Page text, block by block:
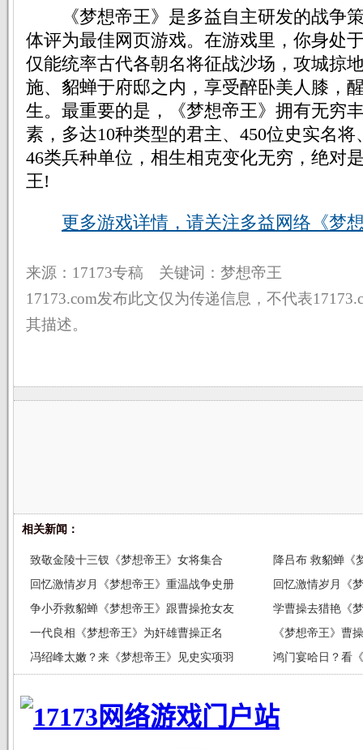
《梦想帝王》是多益自主研发的战争
体评为最佳网页游戏。在游戏里，你身处
仅能统率古代各朝名将征战沙场，攻城掠
施、貂蝉于府邸之内，享受醉卧美人膝，
生。最重要的是，《梦想帝王》拥有无穷
素，多达10种类型的君主、450位史实名将
46类兵种单位，相生相克变化无穷，绝对
王!
更多游戏详情，请关注多益网络《梦
来源：17173专稿 关键词：梦想帝王
17173.com发布此文仅为传递信息，不代表
其描述。
相关新闻：
致敬金陵十三钗《梦想帝王》女将集合
降吕布 救貂蝉《
回忆激情岁月《梦想帝王》重温战争史册
回忆激情岁月《
争小乔救貂蝉《梦想帝王》跟曹操抢女友
学曹操去猎艳《
一代良相《梦想帝王》为奸雄曹操正名
《梦想帝王》曹
冯绍峰太嫩？来《梦想帝王》见史实项羽
鸿门宴哈日？看